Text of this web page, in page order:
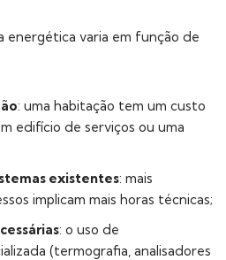
energética varia em função de
: uma habitação tem um custo
edifício de serviços ou uma
existentes: mais
implicam mais horas técnicas;
: o uso de
(termografia, analisadores